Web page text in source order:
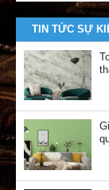
TIN TỨC SỰ